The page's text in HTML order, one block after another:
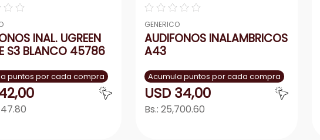
☆☆
INAL. UGREEN
S3 BLANCO 45786
puntos por cada compra
,00
☆☆☆☆☆
GENERICO
AUDIFONOS INALAMBRICOS
A43
Acumula puntos por cada compra
USD 34,00
Bs.: 25,700.60